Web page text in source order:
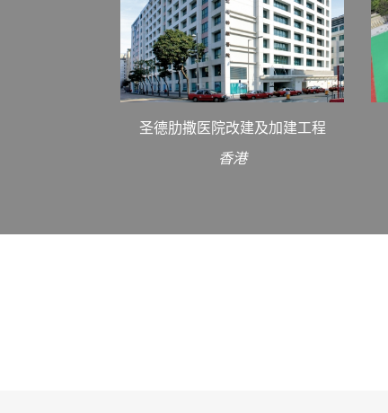
圣德肋撒医院改建及加建工程
香港